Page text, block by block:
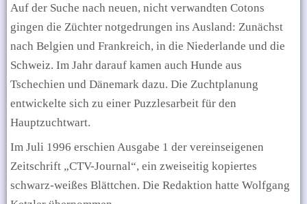
Auf der Suche nach neuen, nicht verwandten Cotons
gingen die Züchter notgedrungen ins Ausland: Zunächst
nach Belgien und Frankreich, in die Niederlande und die
Schweiz. Im Jahr darauf kamen auch Hunde aus
Tschechien und Dänemark dazu. Die Zuchtplanung
entwickelte sich zu einer Puzzlesarbeit für den
Hauptzuchtwart.
Im Juli 1996 erschien Ausgabe 1 der vereinseigenen
Zeitschrift „CTV-Journal“, ein zweiseitig kopiertes
schwarz-weißes Blättchen. Die Redaktion hatte Wolfgang